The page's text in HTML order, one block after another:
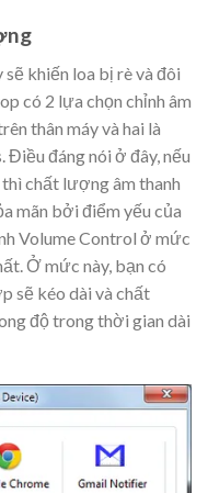
khiến loa bị rè và đôi
có 2 lựa chọn chỉnh âm
thân máy và hai là
đáng nói ở đây, nếu
chất lượng âm thanh
mãn bởi điểm yếu của
Volume Control ở mức
Ở mức này, bạn có
sẽ kéo dài và chất
độ trong thời gian dài